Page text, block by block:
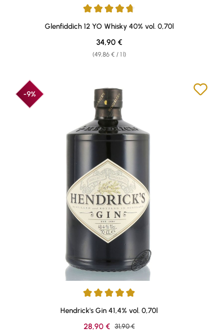
Average rating of 4.8 out of 5 stars
Glenfiddich 12 YO Whisky 40% vol. 0,70l
(49,86 € / 1 l)
Regular price:
34,90 €
-9%
Average rating of 4.89 out of 5 stars
Hendrick's Gin 41,4% vol. 0,70l
Sale price:
28,90 € Regular price:
31,90 €